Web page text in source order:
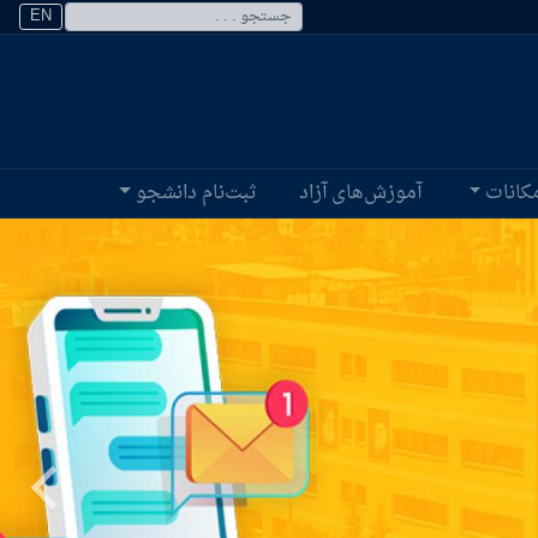
EN
آموزش‌های آزاد ثبت‌نام دانشجو